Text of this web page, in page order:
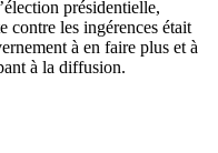
présidentielle,
contre les ingérences était
à en faire plus et à
à la diffusion.